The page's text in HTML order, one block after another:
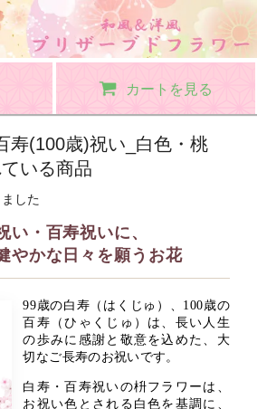
カートを見る
寿(100歳)祝い_白色・桃
いる商品
した
い・百寿祝いに、
やかな日々を願うお花
99歳の白寿（はくじゅ）、100歳の
百寿（ひゃくじゅ）は、長い人生
の歩みに感謝と敬意を込めた、大
切なご長寿のお祝いです。
白寿・百寿祝いの枡フラワーは、
お祝い色とされる白色を基調に、